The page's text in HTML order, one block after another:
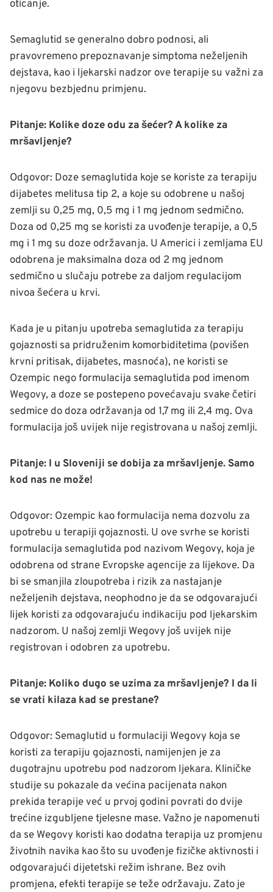
oticanje.
Semaglutid se generalno dobro podnosi, ali
pravovremeno prepoznavanje simptoma neželjenih
dejstava, kao i ljekarski nadzor ove terapije su važni za
njegovu bezbjednu primjenu.
Pitanje: Kolike doze odu za šećer? A kolike za
mršavljenje?
Odgovor: Doze semaglutida koje se koriste za terapiju
dijabetes melitusa tip 2, a koje su odobrene u našoj
zemlji su 0,25 mg, 0,5 mg i 1 mg jednom sedmično.
Doza od 0,25 mg se koristi za uvođenje terapije, a 0,5
mg i 1 mg su doze održavanja. U Americi i zemljama EU
odobrena je maksimalna doza od 2 mg jednom
sedmično u slučaju potrebe za daljom regulacijom
nivoa šećera u krvi.
Kada je u pitanju upotreba semaglutida za terapiju
gojaznosti sa pridruženim komorbiditetima (povišen
krvni pritisak, dijabetes, masnoća), ne koristi se
Ozempic nego formulacija semaglutida pod imenom
Wegovy, a doze se postepeno povećavaju svake četiri
sedmice do doza održavanja od 1,7 mg ili 2,4 mg. Ova
formulacija još uvijek nije registrovana u našoj zemlji.
Pitanje: I u Sloveniji se dobija za mršavljenje. Samo
kod nas ne može!
Odgovor: Ozempic kao formulacija nema dozvolu za
upotrebu u terapiji gojaznosti. U ove svrhe se koristi
formulacija semaglutida pod nazivom Wegovy, koja je
odobrena od strane Evropske agencije za lijekove. Da
bi se smanjila zloupotreba i rizik za nastajanje
neželjenih dejstava, neophodno je da se odgovarajući
lijek koristi za odgovarajuću indikaciju pod ljekarskim
nadzorom. U našoj zemlji Wegovy još uvijek nije
registrovan i odobren za upotrebu.
Pitanje: Koliko dugo se uzima za mršavljenje? I da li
se vrati kilaza kad se prestane?
Odgovor: Semaglutid u formulaciji Wegovy koja se
koristi za terapiju gojaznosti, namijenjen je za
dugotrajnu upotrebu pod nadzorom ljekara. Kliničke
studije su pokazale da većina pacijenata nakon
prekida terapije već u prvoj godini povrati do dvije
trećine izgubljene tjelesne mase. Važno je napomenuti
da se Wegovy koristi kao dodatna terapija uz promjenu
životnih navika kao što su uvođenje fizičke aktivnosti i
odgovarajući dijetetski režim ishrane. Bez ovih
promjena, efekti terapije se teže održavaju. Zato je